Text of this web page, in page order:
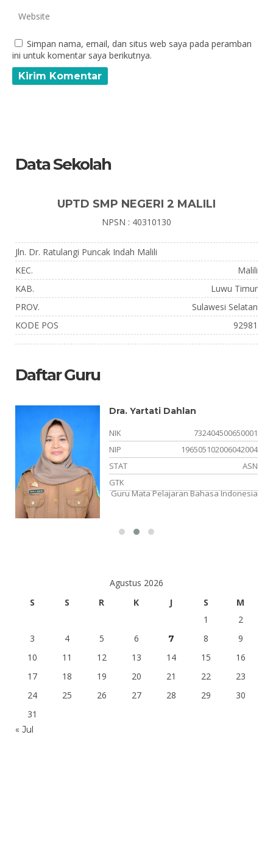
Simpan nama, email, dan situs web saya pada peramban
ini untuk komentar saya berikutnya.
Data Sekolah
UPTD SMP NEGERI 2 MALILI
NPSN : 40310130
Jln. Dr. Ratulangi Puncak Indah Malili
KEC.
Malili
KAB.
Luwu Timur
PROV.
Sulawesi Selatan
KODE POS
92981
Daftar Guru
Dra. Yartati Dahlan
NIK
732404500650001
NIP
196505102006042004
STAT
ASN
GTK
Guru Mata Pelajaran Bahasa Indonesia
Agustus 2026
S
S R K J S
M
1
2
3
4 5 6 7 8
9
10
11 12 13 14 15
16
17
18 19 20 21 22
23
24
25 26 27 28 29
30
31
« Jul